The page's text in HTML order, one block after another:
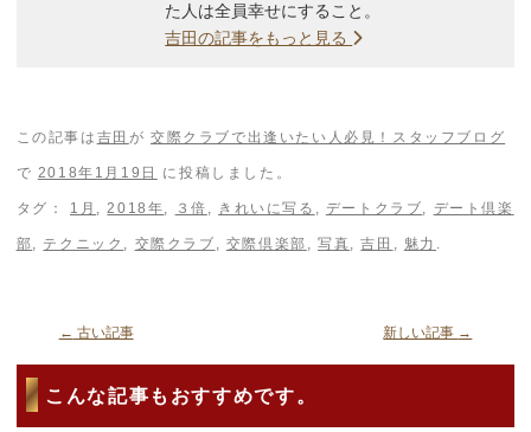
た人は全員幸せにすること。
吉田の記事をもっと見る
この記事は 吉田 が 交際クラブで出逢いたい人必見！スタッフブログ
で 2018年1月19日 に投稿しました。
タグ： 1月 ,2018年, ３倍 , きれいに写る , デートクラブ, デート倶楽
部, テクニック , 交際クラブ , 交際倶楽部 ,写真,吉田 , 魅力 .
← 古い記事 新しい記事 →
こんな記事もおすすめです。